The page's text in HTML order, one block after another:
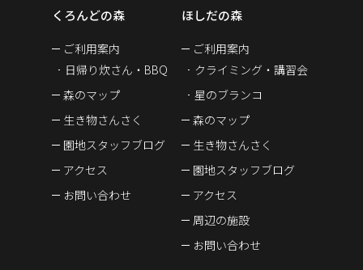
くろんどの森
ご利用案内
日帰り炊さん・BBQ
森のマップ
生き物さんさく
園地スタッフブログ
アクセス
お問い合わせ
ほしだの森
ご利用案内
クライミング・講習会
星のブランコ
森のマップ
生き物さんさく
園地スタッフブログ
アクセス
周辺の施設
お問い合わせ